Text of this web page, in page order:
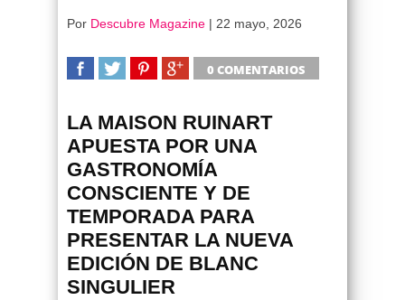
Por Descubre Magazine | 22 mayo, 2026
0 COMENTARIOS
LA MAISON RUINART
APUESTA POR UNA
GASTRONOMÍA
CONSCIENTE Y DE
TEMPORADA PARA
PRESENTAR LA NUEVA
EDICIÓN DE BLANC
SINGULIER